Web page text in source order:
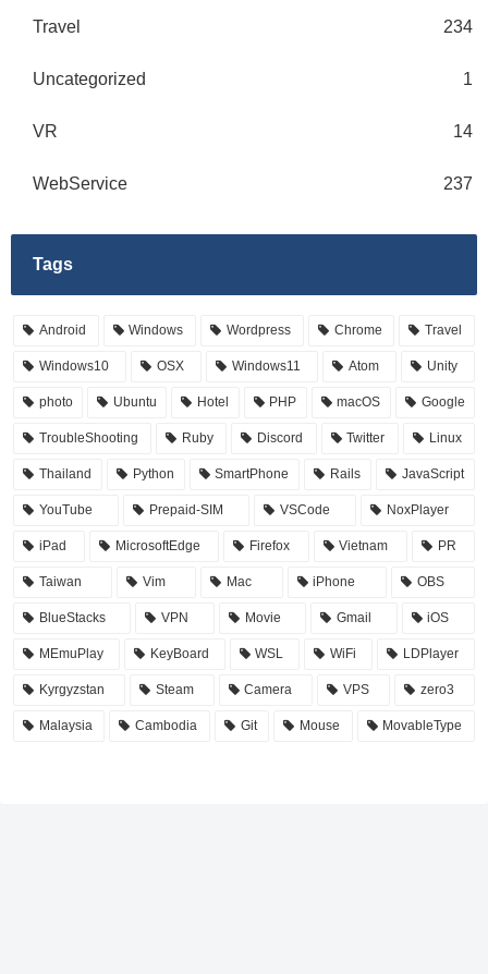
Travel 234
Uncategorized 1
VR 14
WebService 237
Tags
Android Windows Wordpress Chrome Travel
Windows10 OSX Windows11 Atom Unity
photo Ubuntu Hotel PHP macOS Google
TroubleShooting Ruby Discord Twitter Linux
Thailand Python SmartPhone Rails JavaScript
YouTube Prepaid-SIM VSCode NoxPlayer
iPad MicrosoftEdge Firefox Vietnam PR
Taiwan Vim Mac iPhone OBS
BlueStacks VPN Movie Gmail iOS
MEmuPlay KeyBoard WSL WiFi LDPlayer
Kyrgyzstan Steam Camera VPS zero3
Malaysia Cambodia Git Mouse MovableType